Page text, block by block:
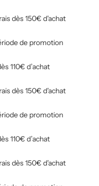
dès 150€ d'achat
de promotion
110€ d’achat
dès 150€ d'achat
de promotion
110€ d’achat
dès 150€ d'achat